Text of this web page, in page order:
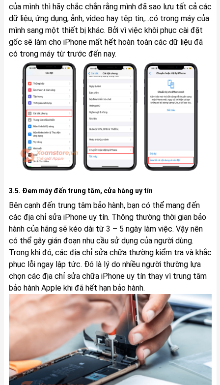
của mình thì hãy chắc chắn rằng mình đã sao lưu tất cả các
dữ liệu, ứng dụng, ảnh, video hay tệp tin,...có trong máy của
mình sang một thiết bị khác. Bởi vì việc khôi phục cài đặt
gốc sẽ làm cho iPhone mất hết hoàn toàn các dữ liệu đã
có trong máy từ trước đến nay.
3.5. Đem máy đến trung tâm, cửa hàng uy tín
Bên cạnh đến trung tâm bảo hành, bạn có thể mang đến
các địa chỉ sửa iPhone uy tín. Thông thường thời gian bảo
hành của hãng sẽ kéo dài từ 3 – 5 ngày làm việc. Vậy nên
có thể gây gián đoạn nhu cầu sử dụng của người dùng.
Trong khi đó, các địa chỉ sửa chữa thường kiểm tra và khắc
phục lỗi ngay lập tức. Đó là lý do nhiều người thường lựa
chọn các địa chỉ sửa chữa iPhone uy tín thay vì trung tâm
bảo hành Apple khi đã hết hạn bảo hành.